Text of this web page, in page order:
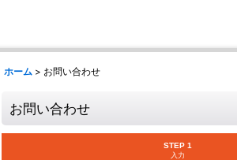
ホーム > お問い合わせ
お問い合わせ
STEP 1
入力